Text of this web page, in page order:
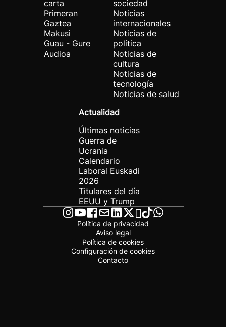
carta
Primeran
Gaztea
Makusi
Guau - Gure
Audioa
sociedad
Noticias
internacionales
Noticias de
política
Noticias de
cultura
Noticias de
tecnología
Noticias de salud
Actualidad
Últimas noticias
Guerra de
Ucrania
Calendario
Laboral Euskadi
2026
Titulares del día
EEUU y Trump
Política de privacidad
Aviso legal
Política de cookies
Configuración de cookies
Contacto